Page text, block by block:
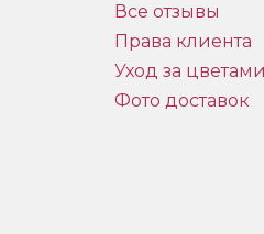
Все отзывы
Права клиента
Уход за цветами
Фото доставок